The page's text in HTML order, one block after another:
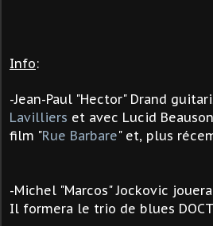
Info:
-Jean-Paul "Hector" Drand
Lavilliers et avec Lucid
film "Rue Barbare" et, plus
-Michel "Marcos" Jockovic
Il formera le trio de blues